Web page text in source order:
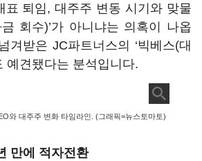
표 퇴임, 대주주 변동 시기와 맞물
회수)’가 아니냐는 의혹이 나옵
겨받은 JC파트너스의 ‘빅베스(대
예견됐다는 분석입니다.
와 대주주 변화 타임라인. (그래픽=뉴스토마토)
만에 적자전환